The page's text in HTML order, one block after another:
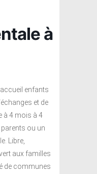
à
enfants
et de
à 4 mois à 4
ou un
Libre,
aux familles
de communes